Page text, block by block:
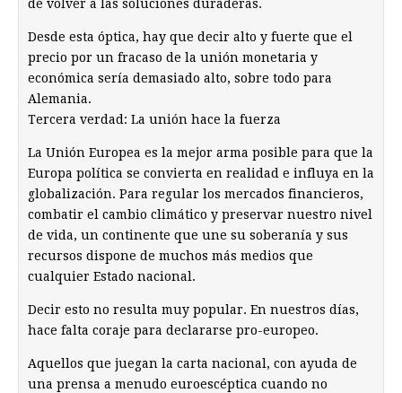
de volver a las soluciones duraderas.
Desde esta óptica, hay que decir alto y fuerte que el
precio por un fracaso de la unión monetaria y
económica sería demasiado alto, sobre todo para
Alemania.
Tercera verdad: La unión hace la fuerza
La Unión Europea es la mejor arma posible para que la
Europa política se convierta en realidad e influya en la
globalización. Para regular los mercados financieros,
combatir el cambio climático y preservar nuestro nivel
de vida, un continente que une su soberanía y sus
recursos dispone de muchos más medios que
cualquier Estado nacional.
Decir esto no resulta muy popular. En nuestros días,
hace falta coraje para declararse pro-europeo.
Aquellos que juegan la carta nacional, con ayuda de
una prensa a menudo euroescéptica cuando no